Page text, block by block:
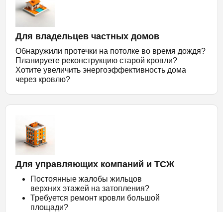
Для владельцев частных домов
Обнаружили протечки на потолке во время дождя?
Планируете реконструкцию старой кровли?
Хотите увеличить энергоэффективность дома
через кровлю?
Для управляющих компаний и ТСЖ
Постоянные жалобы жильцов
верхних этажей на затопления?
Требуется ремонт кровли большой
площади?